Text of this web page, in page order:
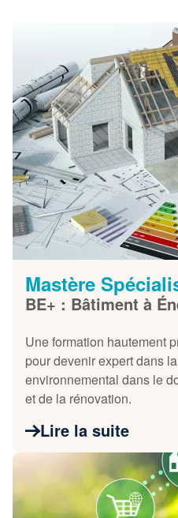
Mastère
BE+ : Bâtiment à
Une formation hautement
pour devenir expert dans
environnemental dans le
et de la rénovation.
Lire la suite